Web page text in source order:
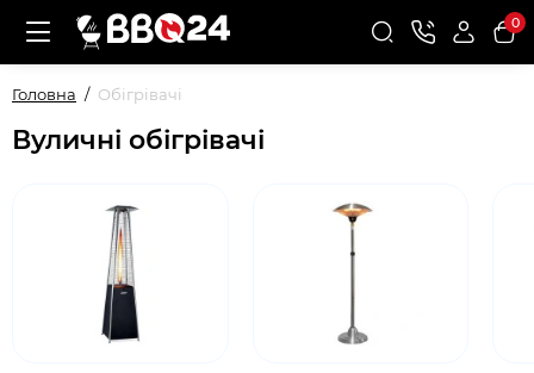
0
Головна Обігрівачі
Вуличні обігрівачі